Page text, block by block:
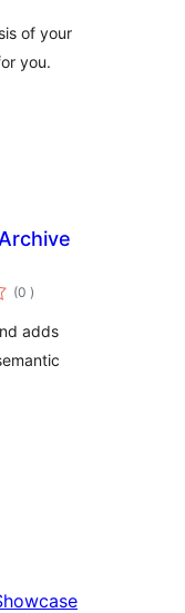
of your
you.
(0 classificações
)
adds